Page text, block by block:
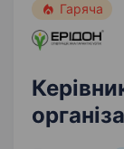
Гаряча